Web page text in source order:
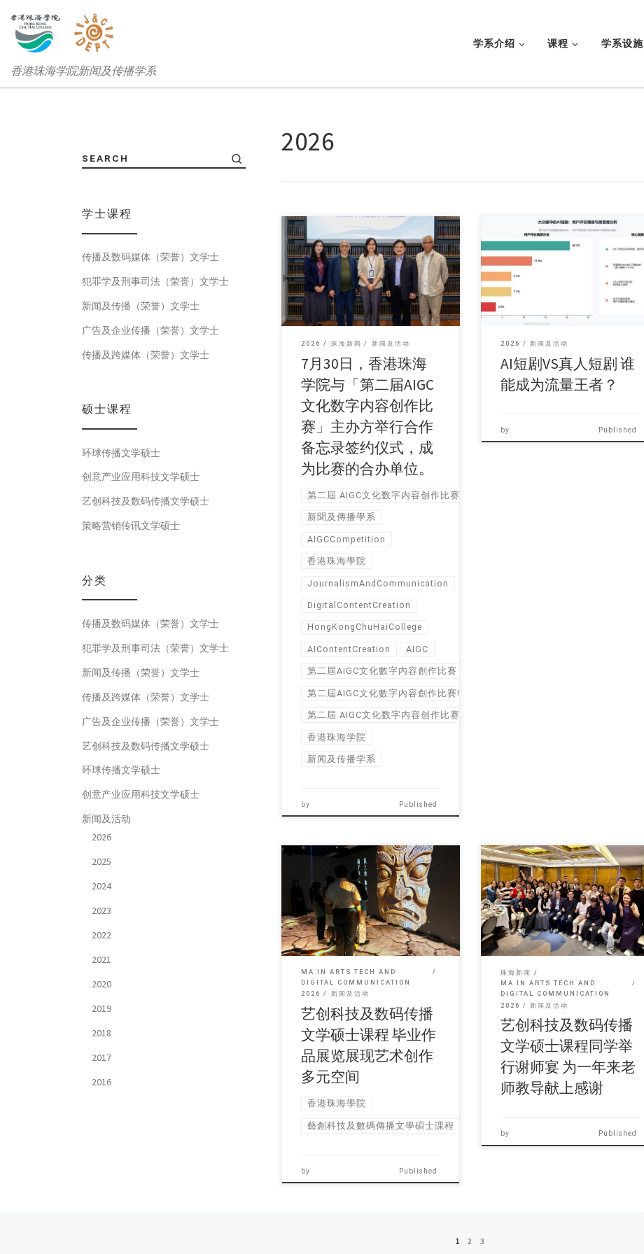
香港珠海学院新闻及传播学系
学系介绍 课程 学系设施
2026
7月30日，香港珠海 […]
2026 珠海新闻 新闻及活动
7月30日，香港珠海
学院与「第二届AIGC
文化数字内容创作比
赛」主办方举行合作
备忘录签约仪式，成
为比赛的合办单位。
第二屆 AIGC文化数字内容创作比赛报名
新聞及傳播學系
AIGCCompetition
香港珠海學院
JournalismAndCommunication
DigitalContentCreation
HongKongChuHaiCollege
AIContentCreation AIGC
第二屆AIGC文化數字內容創作比賽
第二屆AIGC文化數字內容創作比賽報名
第二屆 AIGC文化数字内容创作比赛
香港珠海学院
新闻及传播学系
by Published
AI短剧，是指将生成 […]
2026 新闻及活动
AI短剧VS真人短剧 谁
能成为流量王者？
by Published
本次作品展在五月份汇 […]
MA IN ARTS TECH AND
DIGITAL COMMUNICATION
2026
新闻及活动
艺创科技及数码传播
文学硕士课程 毕业作
品展览展现艺术创作
多元空间
香港珠海學院
藝創科技及數碼傳播文學碩士課程
by Published
每年五月又是赶作业， […]
珠海新闻
MA IN ARTS TECH AND
DIGITAL COMMUNICATION
2026
新闻及活动
艺创科技及数码传播
文学硕士课程同学举
行谢师宴 为一年来老
师教导献上感谢
by Published
SEARCH
学士课程
传播及数码媒体（荣誉）文学士
犯罪学及刑事司法（荣誉）文学士
新闻及传播（荣誉）文学士
广告及企业传播（荣誉）文学士
传播及跨媒体（荣誉）文学士
硕士课程
环球传播文学硕士
创意产业应用科技文学硕士
艺创科技及数码传播文学硕士
策略营销传讯文学硕士
分类
传播及数码媒体（荣誉）文学士
犯罪学及刑事司法（荣誉）文学士
新闻及传播（荣誉）文学士
传播及跨媒体（荣誉）文学士
广告及企业传播（荣誉）文学士
艺创科技及数码传播文学硕士
环球传播文学硕士
创意产业应用科技文学硕士
新闻及活动
2026
2025
2024
2023
2022
2021
2020
2019
2018
2017
2016
1 2 3